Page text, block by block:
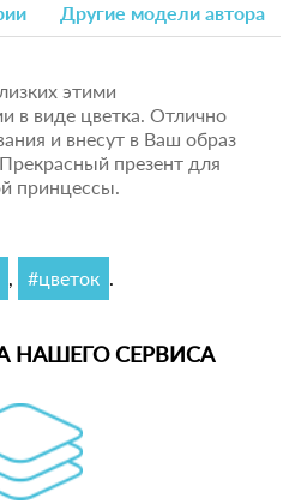
Другие модели автора
этими
в виде цветка. Отлично
и внесут в Ваш образ
презент для
принцессы.
, #цветок .
НАШЕГО СЕРВИСА